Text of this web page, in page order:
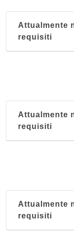
Attualmente
requisiti
Attualmente
requisiti
Attualmente
requisiti